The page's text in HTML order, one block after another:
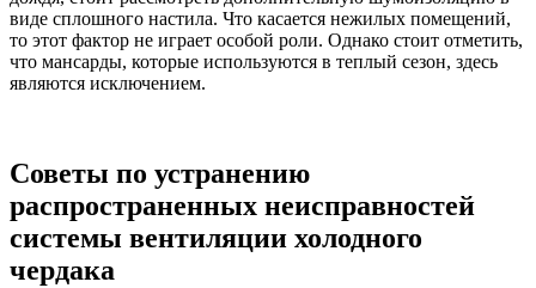
виде сплошного настила. Что касается нежилых помещений,
то этот фактор не играет особой роли. Однако стоит отметить,
что мансарды, которые используются в теплый сезон, здесь
являются исключением.
Советы по устранению
распространенных неисправностей
системы вентиляции холодного
чердака